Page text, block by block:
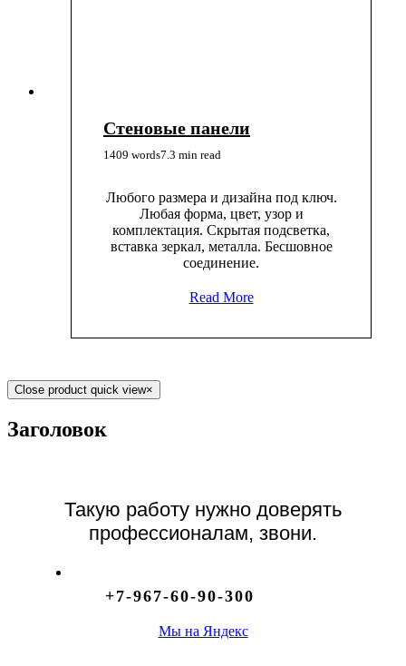
Стеновые панели
1409 words7.3 min read
Любого размера и дизайна под ключ.
Любая форма, цвет, узор и
комплектация. Скрытая подсветка,
вставка зеркал, металла. Бесшовное
соединение.
Read More
Close product quick view×
Заголовок
Такую работу нужно доверять
профессионалам, звони.
+7-967-60-90-300
Мы на Яндекс